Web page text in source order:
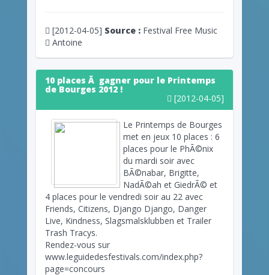
[2012-04-05] Source : Festival Free Music
Antoine
10 places Ã gagner pour le Printemps
de Bourges 2012 !
[2012-04-05]
Le Printemps de Bourges
met en jeux 10 places : 6
places pour le PhÃ©nix
du mardi soir avec
BÃ©nabar, Brigitte,
NadÃ©ah et GiedrÃ© et
4 places pour le vendredi soir au 22 avec
Friends, Citizens, Django Django, Danger
Live, Kindness, Slagsmalsklubben et Trailer
Trash Tracys.
Rendez-vous sur
www.leguidedesfestivals.com/index.php?
page=concours